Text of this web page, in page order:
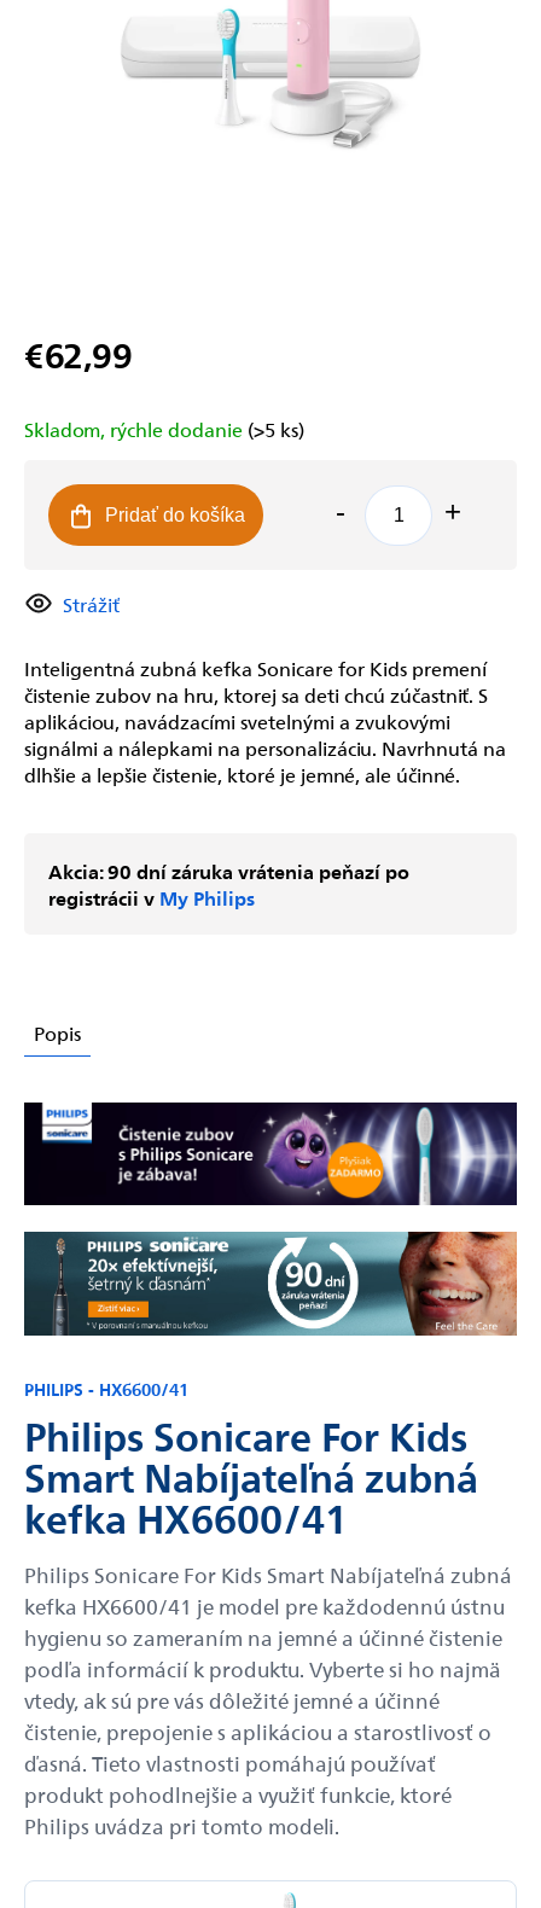
€62,99
cena:
Skladom, rýchle dodanie (>5 ks)
Pridať do košíka
Inteligentná zubná kefka Sonicare for Kids premení
čistenie zubov na hru, ktorej sa deti chcú zúčastniť. S
aplikáciou, navádzacími svetelnými a zvukovými
signálmi a nálepkami na personalizáciu. Navrhnutá na
dlhšie a lepšie čistenie, ktoré je jemné, ale účinné.
Akcia: 90 dní záruka vrátenia peňazí po
registrácii v My Philips
Strážiť
Popis
PHILIPS - HX6600/41
Philips Sonicare For Kids
Smart Nabíjateľná zubná
kefka HX6600/41
Philips Sonicare For Kids Smart Nabíjateľná zubná
kefka HX6600/41 je model pre každodennú ústnu
hygienu so zameraním na jemné a účinné čistenie
podľa informácií k produktu. Vyberte si ho najmä
vtedy, ak sú pre vás dôležité jemné a účinné
čistenie, prepojenie s aplikáciou a starostlivosť o
ďasná. Tieto vlastnosti pomáhajú používať
produkt pohodlnejšie a využiť funkcie, ktoré
Philips uvádza pri tomto modeli.